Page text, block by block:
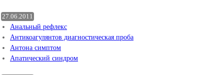
27.06.2011
Анальный рефлекс
Антикоагулянтов диагностическая проба
Антона симптом
Апатический синдром